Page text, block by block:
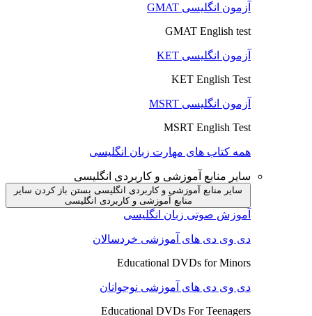
آزمون انگلیسی GMAT
GMAT English test
آزمون انگلیسی KET
KET English Test
آزمون انگلیسی MSRT
MSRT English Test
همه کتاب های مهارت زبان انگلیسی
سایر منابع آموزشی و کاربردی انگلیسی
سایر منابع آموزشی و کاربردی انگلیسی بستن باز کردن سایر
منابع آموزشی و کاربردی انگلیسی
آموزش صوتی زبان انگلیسی
دی وی دی های آموزشی خردسالان
Educational DVDs for Minors
دی وی دی های آموزشی نوجوانان
Educational DVDs For Teenagers